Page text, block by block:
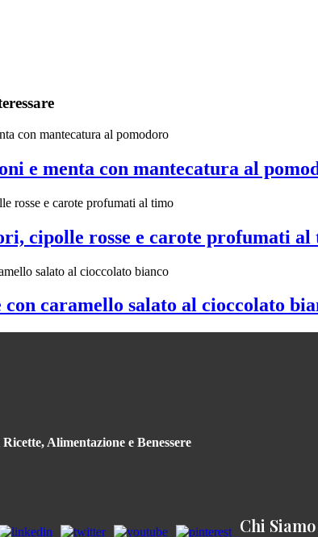
e menta con mantecatura al
cipolle rosse e carote profumati al
caramello salato al cioccolato
Alimentazione e Benessere
Chi Siamo